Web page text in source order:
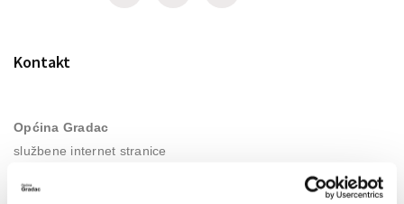
Kontakt
Općina Gradac
službene internet stranice